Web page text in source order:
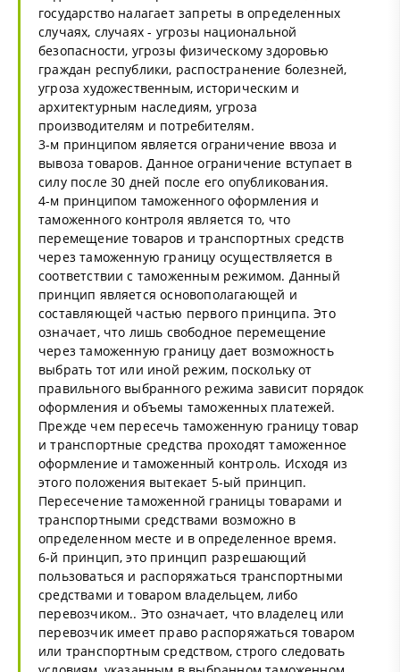
государство налагает запреты в определенных
случаях, случаях - угрозы национальной
безопасности, угрозы физическому здоровью
граждан республики, распостранение болезней,
угроза художественным, историческим и
архитектурным наследиям, угроза
производителям и потребителям.
3-м принципом является ограничение ввоза и
вывоза товаров. Данное ограничение вступает в
силу после 30 дней после его опубликования.
4-м принципом таможенного оформления и
таможенного контроля является то, что
перемещение товаров и транспортных средств
через таможенную границу осуществляется в
соответствии с таможенным режимом. Данный
принцип является основополагающей и
составляющей частью первого принципа. Это
означает, что лишь свободное перемещение
через таможенную границу дает возможность
выбрать тот или иной режим, поскольку от
правильного выбранного режима зависит порядок
оформления и объемы таможенных платежей.
Прежде чем пересечь таможенную границу товар
и транспортные средства проходят таможенное
оформление и таможенный контроль. Исходя из
этого положения вытекает 5-ый принцип.
Пересечение таможенной границы товарами и
транспортными средствами возможно в
определенном месте и в определенное время.
6-й принцип, это принцип разрешающий
пользоваться и распоряжаться транспортными
средствами и товаром владельцем, либо
перевозчиком.. Это означает, что владелец или
перевозчик имеет право распоряжаться товаром
или транспортным средством, строго следовать